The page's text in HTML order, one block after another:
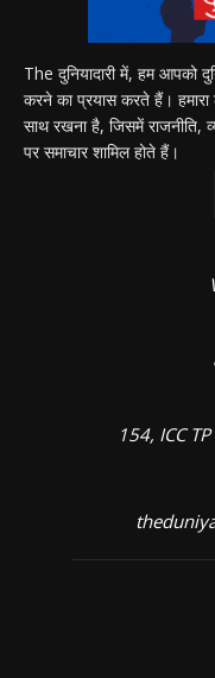
The दुनियादारी में, हम आपको
करने का प्रयास करते हैं।
साथ रखना है, जिसमें राजनीति,
पर समाचार शामिल होते हैं।
154, ICC